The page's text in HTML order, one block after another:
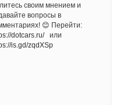
своим мнением и
вопросы в
😊 Перейти:
dotcars.ru/или
is.gd/zqdXSp